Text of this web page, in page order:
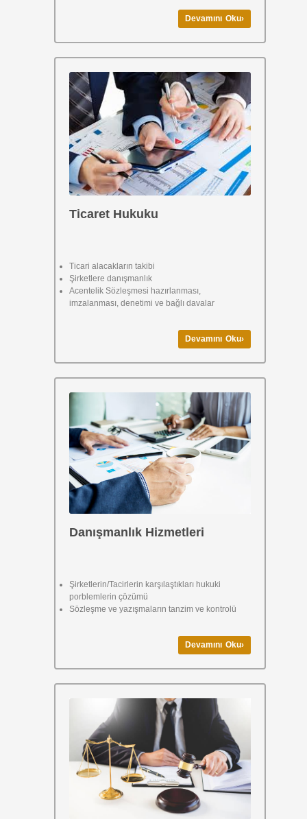
Devamını Oku›
Ticaret Hukuku
Ticari alacakların takibi
Şirketlere danışmanlık
Acentelik Sözleşmesi hazırlanması,
imzalanması, denetimi ve bağlı davalar
Devamını Oku›
Danışmanlık Hizmetleri
Şirketlerin/Tacirlerin karşılaştıkları hukuki
porblemlerin çözümü
Sözleşme ve yazışmaların tanzim ve kontrolü
Devamını Oku›